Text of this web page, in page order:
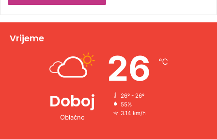
t
vVrijeme
Doboj
Oblačno
26 ℃
26º - 26º
55%
3.14 km/h